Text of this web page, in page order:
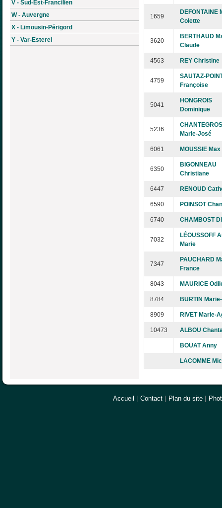
V - Sud-Est-Francilien
W - Auvergne
X - Limousin-Périgord
Y - Var-Esterel
1659
DEFONTAINE
Colette
3620
BERTHAUD
Claude
4563 REY Christine
4759
SAUTAZ-
Françoise
5041
HONGROIS
Dominique
5236
CHANTEGROS
Marie-José
6061 MOUSSIE Max
6350
BIGONNEAU
Christiane
6447 RENOUD
6590 POINSOT
6740 CHAMBOST
7032
LÉOUSSOFF
Marie
7347
PAUCHARD
France
8043 MAURICE
8784 BURTIN
8909 RIVET Marie-
10473 ALBOU
BOUAT Anny
LACOMME
Accueil Contact Plan du site